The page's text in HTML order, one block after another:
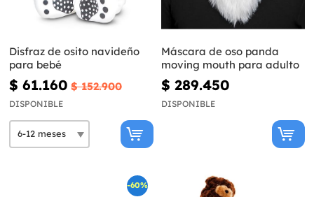
Disfraz de osito navideño
para bebé
$ 61.160 $ 152.900
DISPONIBLE
Máscara de oso panda
moving mouth para adulto
$ 289.450
DISPONIBLE
-60%